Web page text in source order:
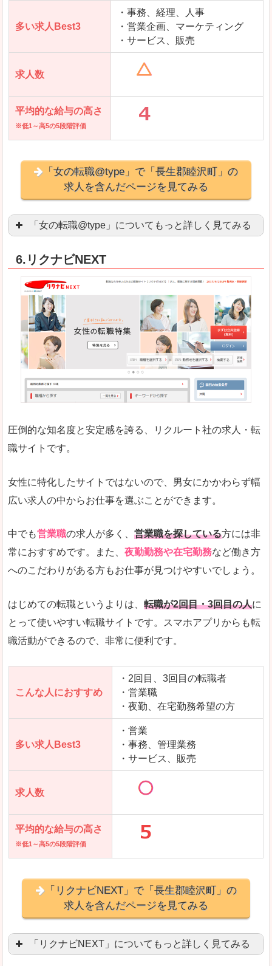
求人を含んだページを見てみる
多い求人Best3
・事務、経理、人事
・営業企画、マーケティング
・サービス、販売
求人数
平均的な給与の高さ
※低1～高5の5段階評価
「女の転職@type」で「長生郡睦沢町」の
求人を含んだページを見てみる
「女の転職@type」についてもっと詳しく見てみる
良いところ
正社員求人が約80％、正社員で長く働きたい方に
働く女のワーク＆ライフマガジン「woman type
悪いところ
求人の掲載数が少ないです。
求人の掲載情報の文字が小さめで、少し見づらい
詳しい説明
女性でエンジニア職への転職をお考えの方は、こ
エンジニア職の求人においては、ほかにない専門
求人数が少ないので、逆に探しやすいといった一
求人を含んだページを見てみる
6.リクナビNEXT
圧倒的な知名度と安定感を誇る、リクルート社の求人・転
職サイトです。
女性に特化したサイトではないので、男女にかかわらず幅
広い求人の中からお仕事を選ぶことができます。
中でも営業職の求人が多く、 営業職を探している方には非
常におすすめです。また、 夜勤勤務や在宅勤務など働き方
へのこだわりがある方もお仕事が見つけやすいでしょう。
はじめての転職というよりは、 転職が2回目・3回目の人に
とって使いやすい転職サイトです。スマホアプリからも転
職活動ができるので、非常に便利です。
こんな人におすすめ
・2回目、3回目の転職者
・営業職
・夜勤、在宅勤務希望の方
多い求人Best3
・営業
・事務、管理業務
・サービス、販売
求人数
平均的な給与の高さ
※低1～高5の5段階評価
「リクナビNEXT」で「長生郡睦沢町」の
求人を含んだページを見てみる
「リクナビNEXT」についてもっと詳しく見てみる